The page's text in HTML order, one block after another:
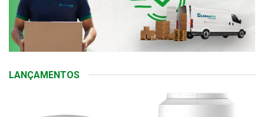
LANÇAMENTOS